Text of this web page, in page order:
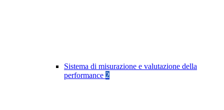
Sistema di misurazione e valutazione della
performance 2